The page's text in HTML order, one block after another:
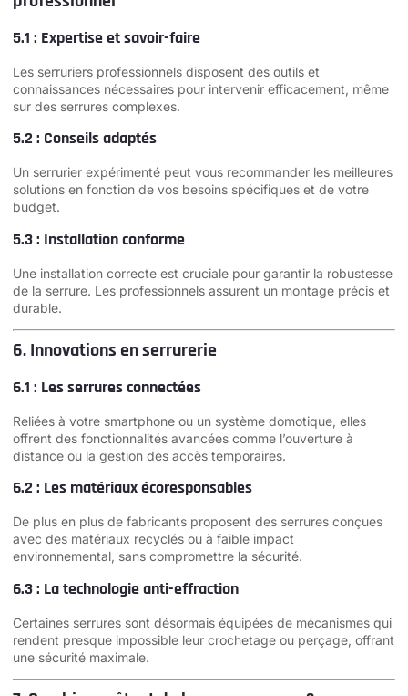
5.1 : Expertise et savoir-faire
Les serruriers professionnels disposent des outils et
connaissances nécessaires pour intervenir efficacement, même
sur des serrures complexes.
5.2 : Conseils adaptés
Un serrurier expérimenté peut vous recommander les meilleures
solutions en fonction de vos besoins spécifiques et de votre
budget.
5.3 : Installation conforme
Une installation correcte est cruciale pour garantir la robustesse
de la serrure. Les professionnels assurent un montage précis et
durable.
6. Innovations en serrurerie
6.1 : Les serrures connectées
Reliées à votre smartphone ou un système domotique, elles
offrent des fonctionnalités avancées comme l’ouverture à
distance ou la gestion des accès temporaires.
6.2 : Les matériaux écoresponsables
De plus en plus de fabricants proposent des serrures conçues
avec des matériaux recyclés ou à faible impact
environnemental, sans compromettre la sécurité.
6.3 : La technologie anti-effraction
Certaines serrures sont désormais équipées de mécanismes qui
rendent presque impossible leur crochetage ou perçage, offrant
une sécurité maximale.